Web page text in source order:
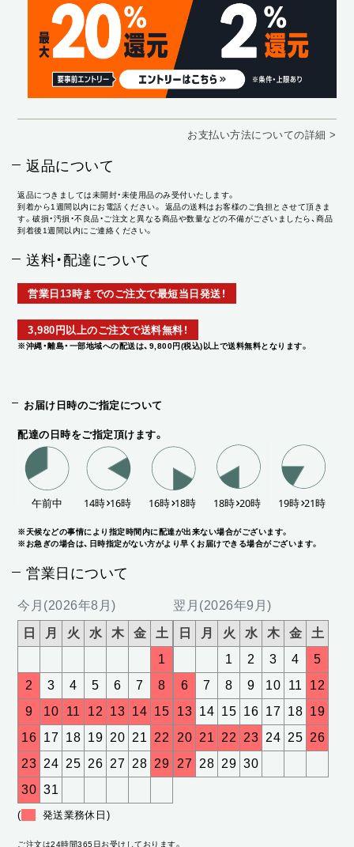
お支払い方法についての詳細 >
返品について
返品につきましては未開封・未使用品のみ受付いたします。
到着から1週間以内にお電話ください。 返品の送料はお客様のご負担とさせて頂きま
す。破損・汚損・不良品・ご注文と異なる商品や数量などの不備がございましたら、商品
到着後1週間以内にご連絡ください。
送料・配達について
営業日13時までのご注文で最短当日発送！
3,980円以上のご注文で送料無料！
※沖縄・離島・一部地域への配送は、9,800円(税込)以上で送料無料となります。
お届け日時のご指定について
配達の日時をご指定頂けます。
※天候などの事情により指定時間内に配達が出来ない場合がございます。
※お急ぎの場合は、日時指定がない方がより早くお届けできる場合がございます。
営業日について
今月(2026年8月)
日 月 火 水 木 金
土
1
2
3 4 5 6 7
8
9
10 11 12 13 14 15
16 17 18 19 20 21
22
23 24 25 26 27 28 29
30 31
翌月(2026年9月)
日 月 火 水 木 金
土
1
2 3 4
5
6
7 8 9 10 11
12
13 14 15 16 17 18 19
20 21 22 23 24 25 26
27 28 29 30
( 発送業務休日)
ご注文は24時間365日お受けしております。